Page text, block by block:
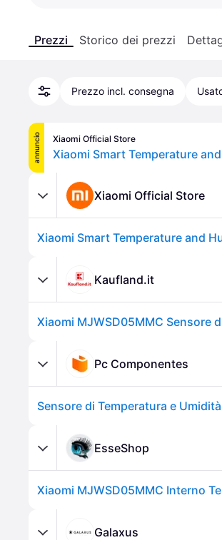
Prezzi Storico dei prezzi
Prezzo incl. consegna
annuncio Xiaomi Official Store
Xiaomi Smart Temperature
Xiaomi Official Store
Xiaomi Smart Temperature and
Kaufland.it
Pc Componentes
EsseShop
Galaxus